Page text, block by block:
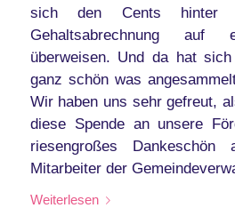
sich den Cents hinter
Gehaltsabrechnung auf
überweisen. Und da hat
ganz schön was
Wir haben uns sehr gefreut,
diese Spende an unsere
riesengroßes
Mitarbeiter der
Weiterlesen